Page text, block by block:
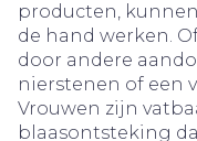
producten,
de hand werken.
door andere
nierstenen of een
Vrouwen zijn
blaasontsteking